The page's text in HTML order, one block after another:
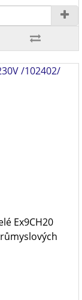
/102402/
Ex9CH20